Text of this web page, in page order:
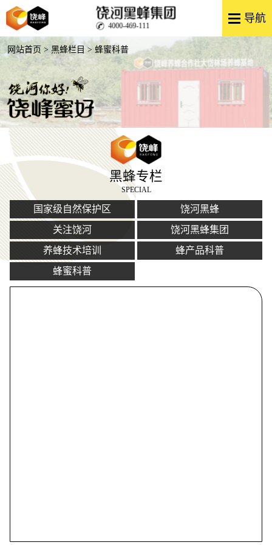
4000-469-111
网站首页 > 黑蜂栏目> 蜂蜜科普
黑蜂专栏
SPECIAL
国家级自然保护区
饶河黑蜂
关注饶河
饶河黑蜂集团
养蜂技术培训
蜂产品科普
蜂蜜科普